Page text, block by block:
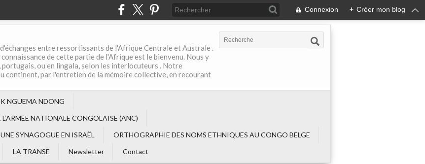
Connexion + Créer mon blog
entre ressortissants de l'Afrique Centrale et Australe .
de cette partie de l'Afrique est le bienvenu. Nous y
ou en lingala, selon les interlocuteurs . Notre
continent, par l'entretien de la mémoire collective, en recourant
NGUEMA NDONG
NATIONALE CONGOLAISE (ANC)
SYNAGOGUE EN ISRAËL
ORTHOGRAPHIE DES NOMS ETHNIQUES AU CONGO BELGE
LA TRANSE Newsletter Contact